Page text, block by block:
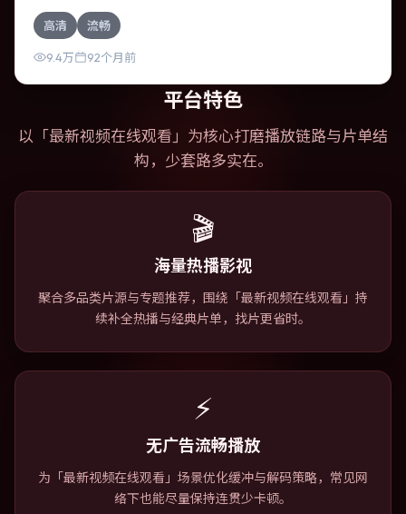
为犯罪类型，主要班底与取景来自韩国。人工智能介入司法
审判，人性边界遭遇拷问。影片整体气质明快，节奏紧凑，
人物动机清晰，适合喜欢强情节与细腻表演的观众。
高清 流畅
9.4万 92个月前
平台特色
以「最新视频在线观看 」为核心打磨播放链路与片单结
构，少套路多实在。
🎬
海量热播影视
聚合多品类片源与专题推荐，围绕「最新视频在线观看」持
续补全热播与经典片单，找片更省时。
⚡
无广告流畅播放
为「最新视频在线观看」场景优化缓冲与解码策略，常见网
络下也能尽量保持连贯少卡顿。